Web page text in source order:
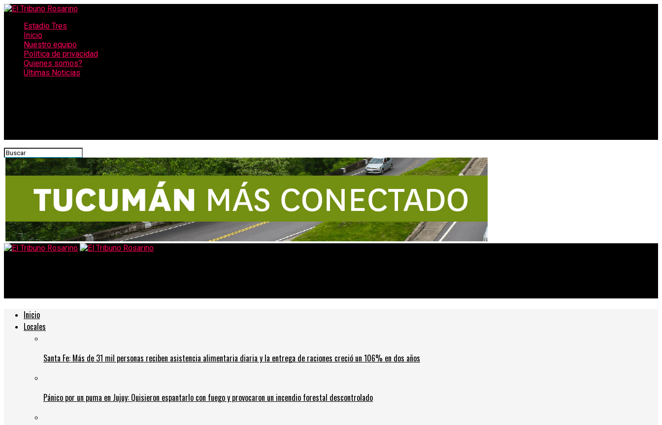
Estadio Tres
Inicio
Nuestro equipo
Política de privacidad
Quienes somos?
Últimas Noticias
Inicio
Locales
Santa Fe: Más de 31 mil personas reciben asistencia alimentaria diaria y la entrega de raciones creció un 106% en dos años
Pánico por un puma en Jujuy: Quisieron espantarlo con fuego y provocaron un incendio forestal descontrolado